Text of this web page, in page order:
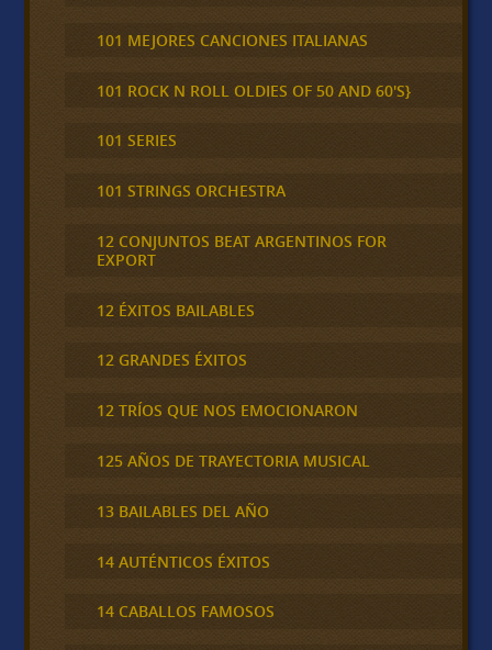
101 MEJORES CANCIONES ITALIANAS
101 ROCK N ROLL OLDIES OF 50 AND 60'S}
101 SERIES
101 STRINGS ORCHESTRA
12 CONJUNTOS BEAT ARGENTINOS FOR
EXPORT
12 ÉXITOS BAILABLES
12 GRANDES ÉXITOS
12 TRÍOS QUE NOS EMOCIONARON
125 AÑOS DE TRAYECTORIA MUSICAL
13 BAILABLES DEL AÑO
14 AUTÉNTICOS ÉXITOS
14 CABALLOS FAMOSOS